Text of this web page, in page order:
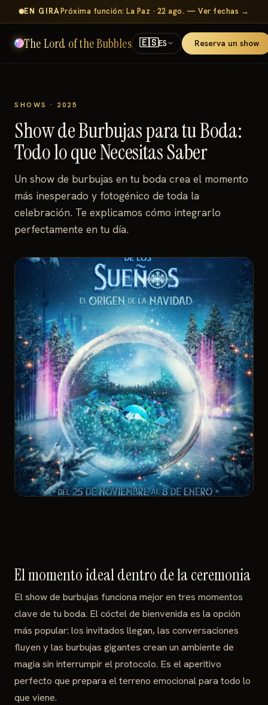
EN GIRAPróxima función: La Paz · 22 ago. — Ver fechas →
The Lord of the Bubbles 🇪🇸ES Reserva un show
SHOWS · 2025
Show de Burbujas para tu Boda:
Todo lo que Necesitas Saber
Un show de burbujas en tu boda crea el momento
más inesperado y fotogénico de toda la
celebración. Te explicamos cómo integrarlo
perfectamente en tu día.
El momento ideal dentro de la ceremonia
El show de burbujas funciona mejor en tres momentos
clave de tu boda. El cóctel de bienvenida es la opción
más popular: los invitados llegan, las conversaciones
fluyen y las burbujas gigantes crean un ambiente de
magia sin interrumpir el protocolo. Es el aperitivo
perfecto que prepara el terreno emocional para todo lo
que viene.